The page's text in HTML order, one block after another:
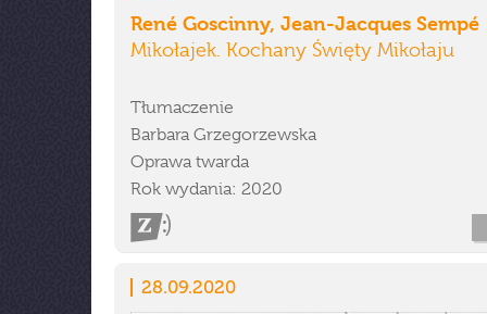
René Goscinny, Jean-Jacques Sempé
Mikołajek. Kochany Święty Mikołaju
Tłumaczenie
Barbara Grzegorzewska
Oprawa twarda
Rok wydania: 2020
28.09.2020